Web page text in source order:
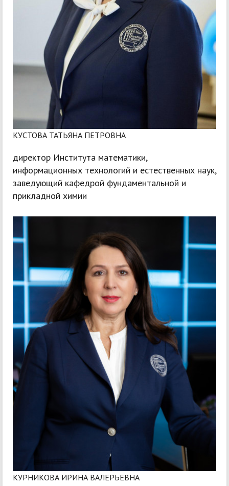
КУСТОВА ТАТЬЯНА ПЕТРОВНА
директор Института математики,
информационных технологий и естественных наук,
заведующий кафедрой фундаментальной и
прикладной химии
КУРНИКОВА ИРИНА ВАЛЕРЬЕВНА